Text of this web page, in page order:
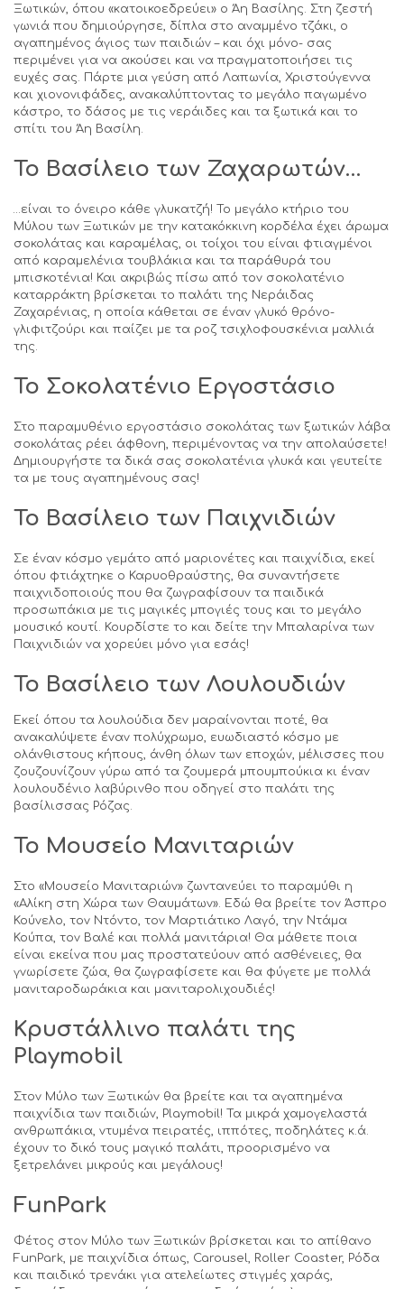
Ξωτικών, όπου «κατοικοεδρεύει» ο Άη Βασίλης. Στη ζεστή
γωνιά που δημιούργησε, δίπλα στο αναμμένο τζάκι, ο
αγαπημένος άγιος των παιδιών – και όχι μόνο- σας
περιμένει για να ακούσει και να πραγματοποιήσει τις
ευχές σας. Πάρτε μια γεύση από Λαπωνία, Χριστούγεννα
και χιονονιφάδες, ανακαλύπτοντας το μεγάλο παγωμένο
κάστρο, το δάσος με τις νεράιδες και τα ξωτικά και το
σπίτι του Άη Βασίλη.
Το Βασίλειο των Ζαχαρωτών…
…είναι το όνειρο κάθε γλυκατζή! Το μεγάλο κτήριο του
Μύλου των Ξωτικών με την κατακόκκινη κορδέλα έχει άρωμα
σοκολάτας και καραμέλας, οι τοίχοι του είναι φτιαγμένοι
από καραμελένια τουβλάκια και τα παράθυρά του
μπισκοτένια! Και ακριβώς πίσω από τον σοκολατένιο
καταρράκτη βρίσκεται το παλάτι της Νεράιδας
Ζαχαρένιας, η οποία κάθεται σε έναν γλυκό θρόνο-
γλιφιτζούρι και παίζει με τα ροζ τσιχλοφουσκένια μαλλιά
της.
Το Σοκολατένιο Εργοστάσιο
Στο παραμυθένιο εργοστάσιο σοκολάτας των ξωτικών λάβα
σοκολάτας ρέει άφθονη, περιμένοντας να την απολαύσετε!
Δημιουργήστε τα δικά σας σοκολατένια γλυκά και γευτείτε
τα με τους αγαπημένους σας!
Το Βασίλειο των Παιχνιδιών
Σε έναν κόσμο γεμάτο από μαριονέτες και παιχνίδια, εκεί
όπου φτιάχτηκε ο Καρυοθραύστης, θα συναντήσετε
παιχνιδοποιούς που θα ζωγραφίσουν τα παιδικά
προσωπάκια με τις μαγικές μπογιές τους και το μεγάλο
μουσικό κουτί. Κουρδίστε το και δείτε την Μπαλαρίνα των
Παιχνιδιών να χορεύει μόνο για εσάς!
Το Βασίλειο των Λουλουδιών
Εκεί όπου τα λουλούδια δεν μαραίνονται ποτέ, θα
ανακαλύψετε έναν πολύχρωμο, ευωδιαστό κόσμο με
ολάνθιστους κήπους, άνθη όλων των εποχών, μέλισσες που
ζουζουνίζουν γύρω από τα ζουμερά μπουμπούκια κι έναν
λουλουδένιο λαβύρινθο που οδηγεί στο παλάτι της
βασίλισσας Ρόζας.
Το Μουσείο Μανιταριών
Στο «Μουσείο Μανιταριών» ζωντανεύει το παραμύθι η
«Αλίκη στη Χώρα των Θαυμάτων». Εδώ θα βρείτε τον Άσπρο
Κούνελο, τον Ντόντο, τον Μαρτιάτικο Λαγό, την Ντάμα
Κούπα, τον Βαλέ και πολλά μανιτάρια! Θα μάθετε ποια
είναι εκείνα που μας προστατεύουν από ασθένειες, θα
γνωρίσετε ζώα, θα ζωγραφίσετε και θα φύγετε με πολλά
μανιταροδωράκια και μανιταρολιχουδιές!
Κρυστάλλινο παλάτι της
Playmobil
Στον Μύλο των Ξωτικών θα βρείτε και τα αγαπημένα
παιχνίδια των παιδιών, Playmobil! Τα μικρά χαμογελαστά
ανθρωπάκια, ντυμένα πειρατές, ιππότες, ποδηλάτες κ.ά.
έχουν το δικό τους μαγικό παλάτι, προορισμένο να
ξετρελάνει μικρούς και μεγάλους!
FunPark
Φέτος στον Μύλο των Ξωτικών βρίσκεται και το απίθανο
FunPark, με παιχνίδια όπως, Carousel, Roller Coaster, Ρόδα
και παιδικό τρενάκι για ατελείωτες στιγμές χαράς,